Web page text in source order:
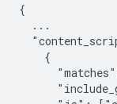
{
  ...
    {